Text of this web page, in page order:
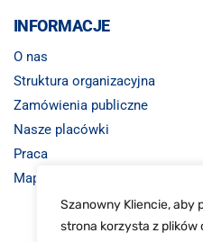
Szanowny Kliencie, aby
strona korzysta z plików
INFORMACJE
O nas
Struktura organizacyjna
Zamówienia publiczne
Nasze placówki
Praca
Mapa strony